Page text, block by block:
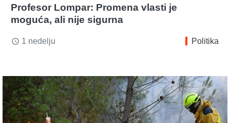
Profesor Lompar: Promena vlasti je
moguća, ali nije sigurna
access_time 1 nedelju Politika